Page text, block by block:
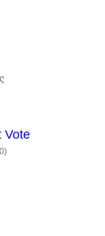
Vote
αξιολογήσεις
σύνολο
)